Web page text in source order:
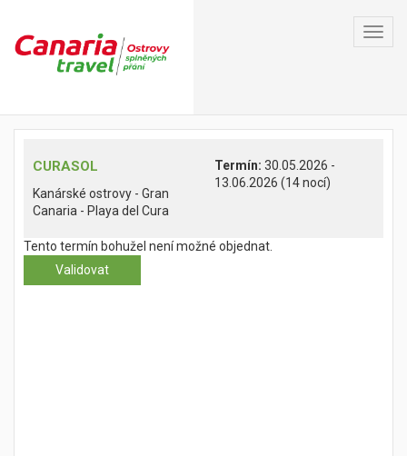
CURASOL
Kanárské ostrovy - Gran
Canaria - Playa del Cura
Termín: 30.05.2026 -
13.06.2026 (14 nocí)
Tento termín bohužel není možné objednat.